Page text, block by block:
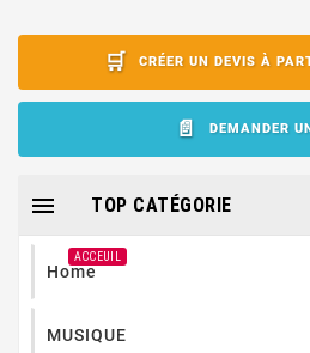
CRÉER UN DEVIS À
DEMANDER
TOP CATÉGORIE

Home
ACCEUIL
MUSIQUE